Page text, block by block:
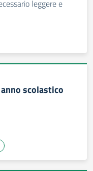
leggere e
scolastico